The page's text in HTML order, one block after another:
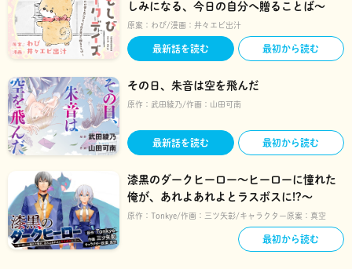
しみになる、今日の自分へ贈ることば～
原案： わび 漫画： 井々エビ出汁
最新話を読む 最初から読む
その日、朱音は空を飛んだ
原作： 武田綾乃 作画： 山田可南
最新話を読む 最初から読む
漆黒のダークヒーロー～ヒーローに憧れた
俺が、あれよあれよとラスボスに!?～
原作： Tonkye 作画： 三ツ矢彰 キャラクター原案： 真空
最初から読む